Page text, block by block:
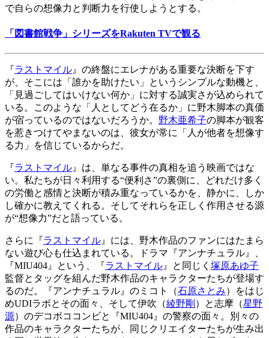
で自らの想像力と判断力を行使しようとする。
「図書館戦争」シリーズをRakuten TVで観る
『ラストマイル 』の終盤にエレナがある重要な決断を下す
が、そこには「誰かを助けたい」というシンプルな動機と、
「見過ごしてはいけない何か」に対する誠実さが込められて
いる。このような「人としてどう在るか」に野木脚本の真価
が宿っているのではないだろうか。 野木亜希子の脚本が観客
を惹きつけてやまないのは、彼女が常に「人が他者を想像す
る力」を信じているからだ。
『ラストマイル 』は、単なる事件の真相を追う映画ではな
い。私たちが日々利用する“便利さ”の裏側に、どれだけ多く
の労働と感情と決断が積み重なっているかを、静かに、しか
し確かに教えてくれる。そしてそれらを正しく作用させる源
が“想像力”だと語っている。
さらに『ラストマイル 』には、野木作品のファンにはたまら
ない遊び心も仕込まれている。ドラマ『アンナチュラル』、
『MIU404』という、『ラストマイル 』と同じく 塚原あゆ子
監督とタッグを組んだ野木作品のキャラクターたちが登場す
るのだ。『アンナチュラル』のミコト（石原さとみ）をはじ
めUDIラボとその面々、そして伊吹（綾野剛 ）と志摩（星野
源）のデコボココンビと『MIU404』の警察の面々。別々の
作品のキャラクターたちが、同じクリエイターたちが生み出